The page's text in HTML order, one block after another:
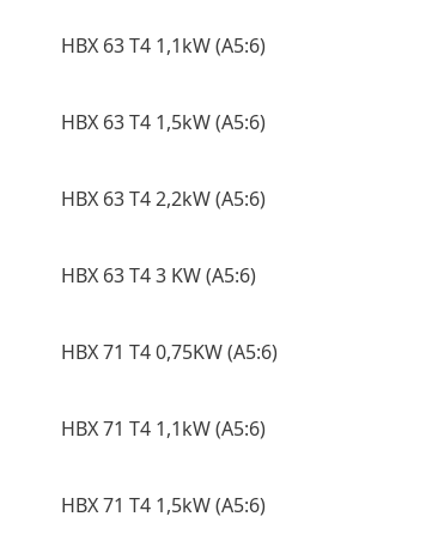
HBX 63 T4 1,1kW (A5:6)
HBX 63 T4 1,5kW (A5:6)
HBX 63 T4 2,2kW (A5:6)
HBX 63 T4 3 KW (A5:6)
HBX 71 T4 0,75KW (A5:6)
HBX 71 T4 1,1kW (A5:6)
HBX 71 T4 1,5kW (A5:6)